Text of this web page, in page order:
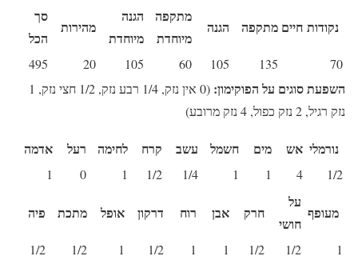
נקודות חיים מתקפה הגנה
מתקפה
מיוחדת
הגנה
מיוחדת
מהירות
סך
הכל
70
135
105
60
105
20
495
השפעת סוגים על הפוקימון:
(0 אין נזק, 1/4 רבע נזק, 1/2 חצי נזק, 1
נזק רגיל, 2 נזק כפול, 4 נזק מרובע)
נורמלי אש מים חשמל עשב קרח לחימה רעל אדמה
1/2
4
1
1
1/4
1/2
1
0
1
מעופף
על
חושי
חרק אבן רוח דרקון אופל מתכת פיה
1
1/2
1/2
1
1
1/2
1
1/2
1/2